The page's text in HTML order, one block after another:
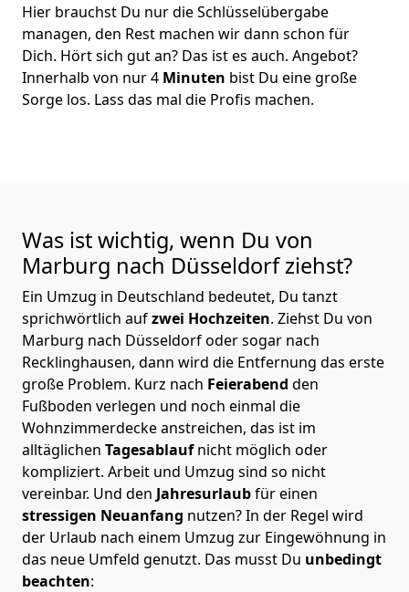
Hier brauchst Du nur die Schlüsselübergabe
managen, den Rest machen wir dann schon für
Dich. Hört sich gut an? Das ist es auch. Angebot?
Innerhalb von nur 4 Minuten bist Du eine große
Sorge los. Lass das mal die Profis machen.
Was ist wichtig, wenn Du von
Marburg nach Düsseldorfziehst?
Ein Umzug in Deutschland bedeutet, Du tanzt
sprichwörtlich aufzwei Hochzeiten. Ziehst Du von
Marburg nach Düsseldorf oder sogar nach
Recklinghausen, dann wird die Entfernung das erste
große Problem. Kurz nach Feierabend den
Fußboden verlegen und noch einmal die
Wohnzimmerdecke anstreichen, das ist im
alltäglichen Tagesablaufnicht möglich oder
kompliziert. Arbeit und Umzug sind so nicht
vereinbar. Und den Jahresurlaubfür einen
stressigen Neuanfang nutzen? In der Regel wird
der Urlaub nach einem Umzug zur Eingewöhnung in
das neue Umfeld genutzt. Das musst Du unbedingt
beachten: